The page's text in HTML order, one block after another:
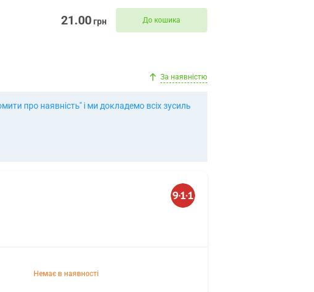
21.00грн До кошика
За наявністю
про наявність" і ми докладемо всіх зусиль
Немає в наявності